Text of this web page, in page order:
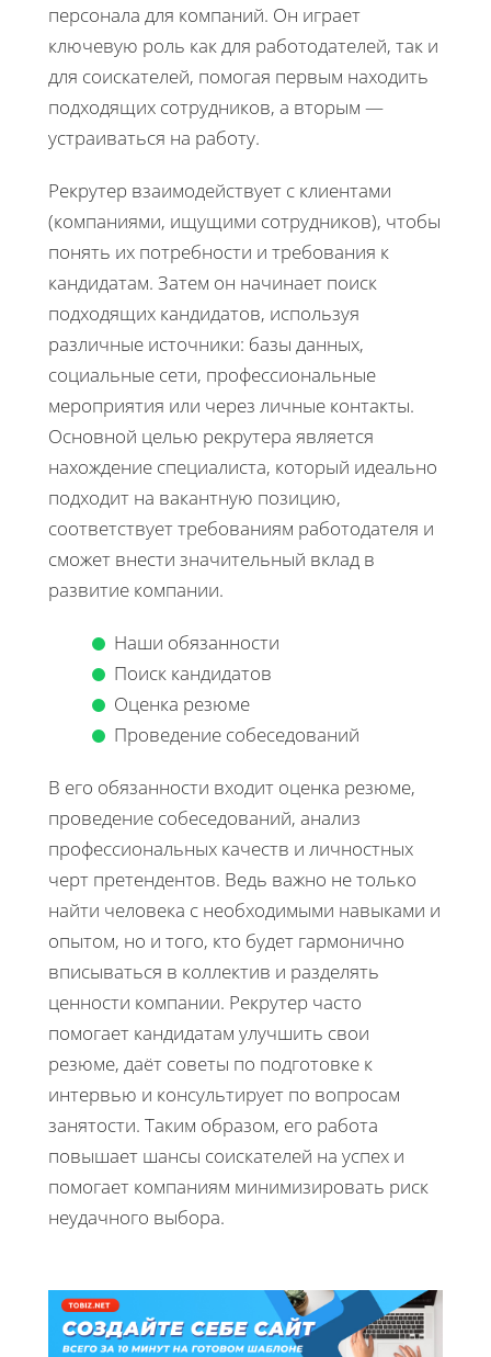
персонала для компаний. Он играет
ключевую роль как для работодателей, так и
для соискателей, помогая первым находить
подходящих сотрудников, а вторым —
устраиваться на работу.
Рекрутер взаимодействует с клиентами
(компаниями, ищущими сотрудников), чтобы
понять их потребности и требования к
кандидатам. Затем он начинает поиск
подходящих кандидатов, используя
различные источники: базы данных,
социальные сети, профессиональные
мероприятия или через личные контакты.
Основной целью рекрутера является
нахождение специалиста, который идеально
подходит на вакантную позицию,
соответствует требованиям работодателя и
сможет внести значительный вклад в
развитие компании.
Наши обязанности
Поиск кандидатов
Оценка резюме
Проведение собеседований
В его обязанности входит оценка резюме,
проведение собеседований, анализ
профессиональных качеств и личностных
черт претендентов. Ведь важно не только
найти человека с необходимыми навыками и
опытом, но и того, кто будет гармонично
вписываться в коллектив и разделять
ценности компании. Рекрутер часто
помогает кандидатам улучшить свои
резюме, даёт советы по подготовке к
интервью и консультирует по вопросам
занятости. Таким образом, его работа
повышает шансы соискателей на успех и
помогает компаниям минимизировать риск
неудачного выбора.